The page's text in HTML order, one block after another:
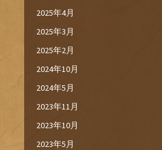
2025年4月
2025年3月
2025年2月
2024年10月
2024年5月
2023年11月
2023年10月
2023年5月